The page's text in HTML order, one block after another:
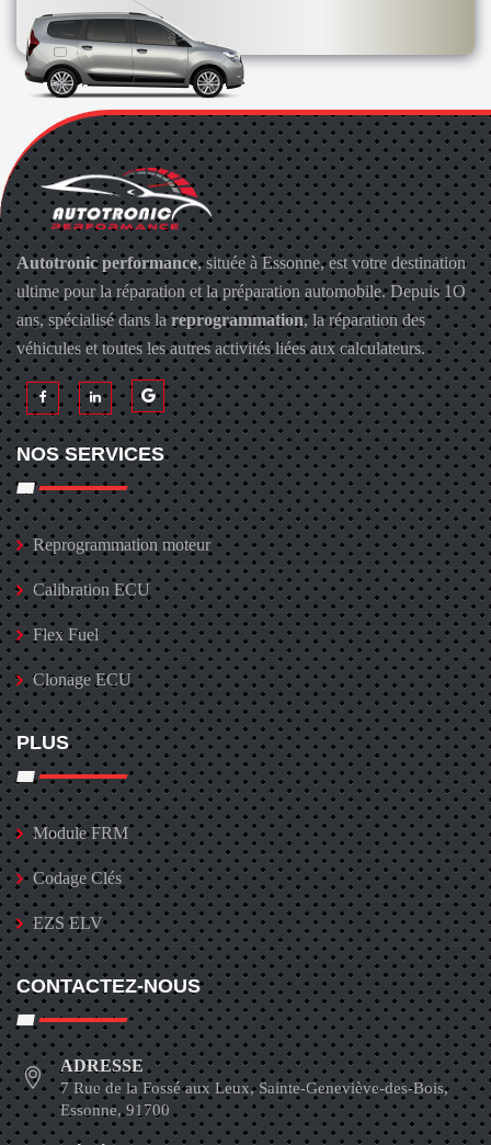
Autotronic performance, située à Essonne, est votre destination
ultime pour la réparation et la préparation automobile. Depuis 1O
ans, spécialisé dans lareprogrammation, la réparation des
véhicules et toutes les autres activités liées aux calculateurs.
NOS SERVICES
Reprogrammation moteur
Calibration ECU
Flex Fuel
Clonage ECU
PLUS
Module FRM
Codage Clés
EZS ELV
CONTACTEZ-NOUS
ADRESSE
7 Rue de la Fossé aux Leux, Sainte-Geneviève-des-Bois,
Essonne, 91700